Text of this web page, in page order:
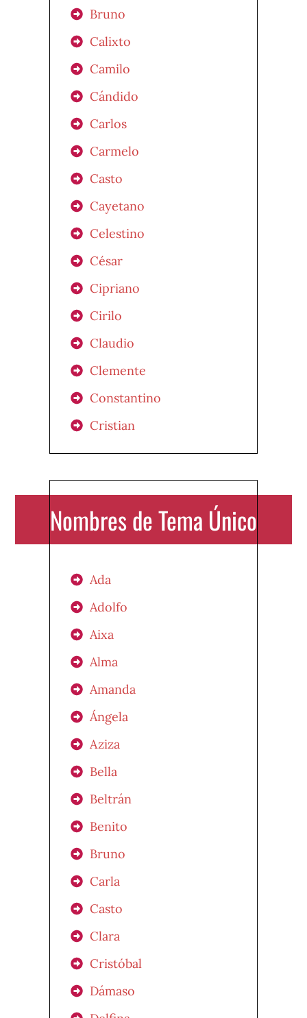
Bruno
Calixto
Camilo
Cándido
Carlos
Carmelo
Casto
Cayetano
Celestino
César
Cipriano
Cirilo
Claudio
Clemente
Constantino
Cristian
Nombres de Tema Único
Ada
Adolfo
Aixa
Alma
Amanda
Ángela
Aziza
Bella
Beltrán
Benito
Bruno
Carla
Casto
Clara
Cristóbal
Dámaso